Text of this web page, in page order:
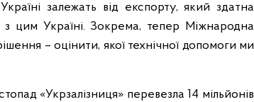
залежать від експорту, який здатна
цим Україні. Зокрема, тепер Міжнародна
– оцінити, якої технічної допомоги ми
«Укрзалізниця» перевезла 14 мільйонів